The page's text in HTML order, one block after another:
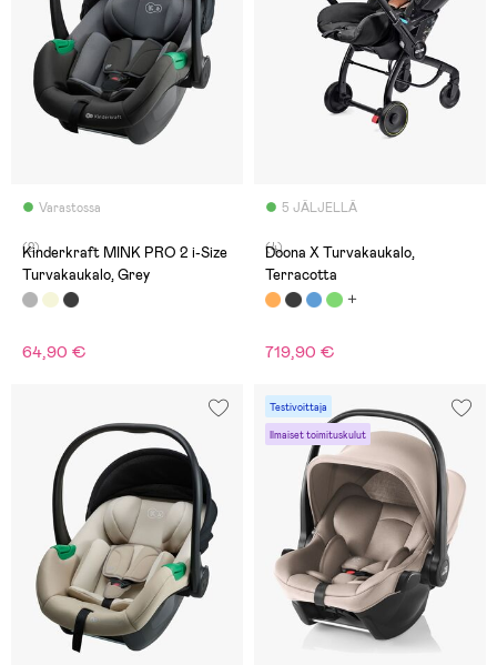
Varastossa
(2)
Kinderkraft MINK PRO 2 i-Size
Turvakaukalo, Grey
64,90 €
5 JÄLJELLÄ
(4)
Doona X Turvakaukalo,
Terracotta
719,90 €
Testivoittaja
Ilmaiset toimituskulut